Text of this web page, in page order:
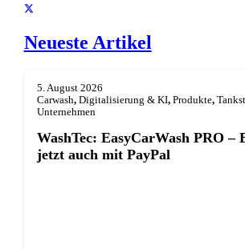
Neueste Artikel
5. August 2026
Carwash, Digitalisierung & KI, Produkte,
Unternehmen
WashTec: EasyCarWash PRO –
jetzt auch mit PayPal